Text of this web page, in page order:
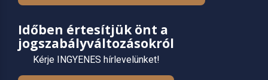
Időben értesítjük önt a
jogszabályváltozásokról
Kérje INGYENES hírlevelünket!